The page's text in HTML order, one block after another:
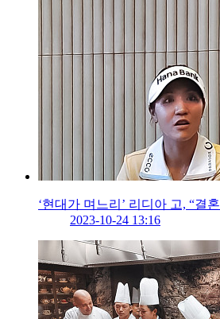
‘현대가 며느리’ 리디아 고, “결
2023-10-24 13:16